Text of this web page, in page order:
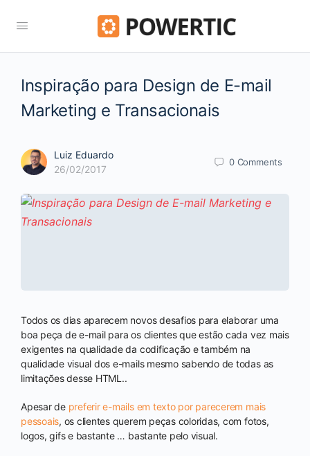
Inspiração para Design de E-mail
Marketing e Transacionais
Luiz Eduardo
26/02/2017
0 Comments
Todos os dias aparecem novos desafios para elaborar uma
boa peça de e-mail para os clientes que estão cada vez mais
exigentes na qualidade da codificação e também na
qualidade visual dos e-mails mesmo sabendo de todas as
limitações desse HTML..
Apesar de preferir e-mails em texto por parecerem mais
pessoais, os clientes querem peças coloridas, com fotos,
logos, gifs e bastante … bastante pelo visual.